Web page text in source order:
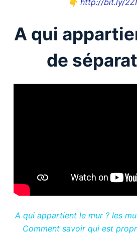
👇http://bit.ly/
A qui
de
A qui appartient le mur ? les
Comment savoir qui est